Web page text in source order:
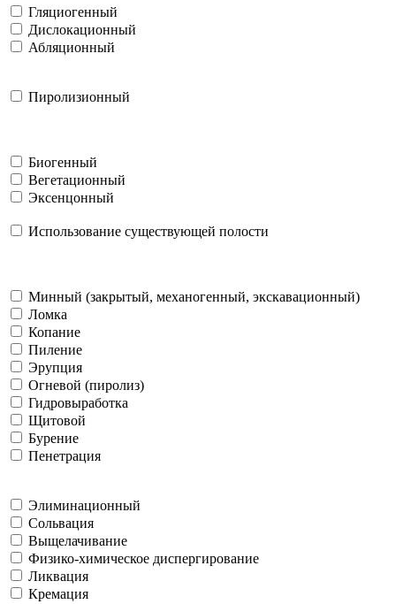
Гляциогенный
Дислокационный
Абляционный
Пиролизионный
Биогенный
Вегетационный
Эксенцонный
Использование существующей полости
Минный (закрытый, механогенный, экскавационный)
Ломка
Копание
Пиление
Эрупция
Огневой (пиролиз)
Гидровыработка
Щитовой
Бурение
Пенетрация
Элиминационный
Сольвация
Выщелачивание
Физико-химическое диспергирование
Ликвация
Кремация